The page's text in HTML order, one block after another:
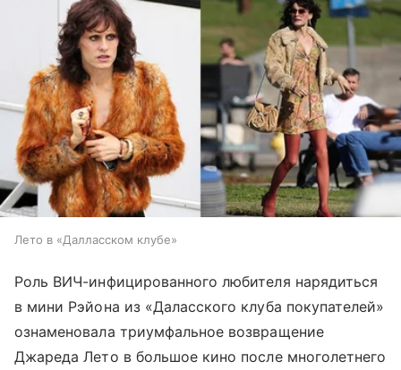
Лето в «Далласском клубе»
Роль ВИЧ-инфицированного любителя нарядиться
в мини Рэйона из «Даласского клуба покупателей»
ознаменовала триумфальное возвращение
Джареда Лето в большое кино после многолетнего